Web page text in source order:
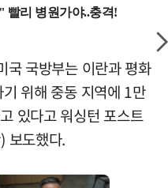
국 국방부는 이란과 평화
위해 중동 지역에 1만
있다고 워싱턴 포스트
보도했다.